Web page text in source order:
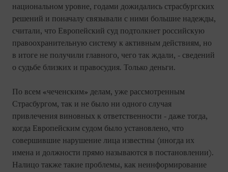
национальном уровне, годами дожидались страсбургских
решений и поначалу связывали с ними большие надежды,
считали, что Европейский суд подтолкнет российскую
правоохранительную систему к активным действиям, но
в итоге не получили главного, чего так ждали, - сведений
о судьбе близких и правосудия. Только деньги.
По всем «чеченским» делам, уже рассмотренным
Страсбургом, так и не было ни одного случая
привлечения виновных к ответственности - даже тогда,
когда Европейским судом было установлено, что
совершившие нарушение лица известны (иногда их
имена и должности прямо называются в постановлении).
Налицо также такие проблемы, как неинформирование